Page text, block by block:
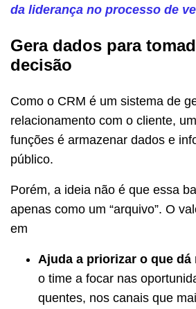
da liderança no processo de
Gera dados para
decisão
Como o CRM é um sistema de
relacionamento com o cliente,
funções é armazenar dados e
público.
Porém, a ideia não é que essa
apenas como um “arquivo”. O
em
Ajuda a priorizar o que dá
o time a focar nas
quentes, nos canais que